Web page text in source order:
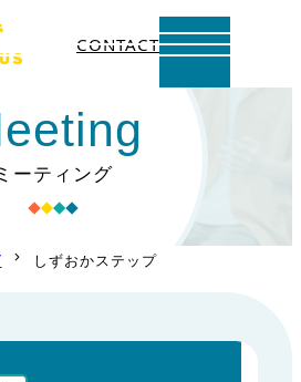
CONTACT
ーティング
しずおかステップ